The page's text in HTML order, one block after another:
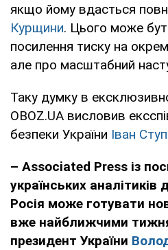
якщо йому вдасться
Курщини. Цього може
посилення тиску на
але про масштабний
Таку думку в
OBOZ.UA висловив
безпеки України Іван
– Associated Press із
українських
Росія може готувати
вже найближчими
президент України